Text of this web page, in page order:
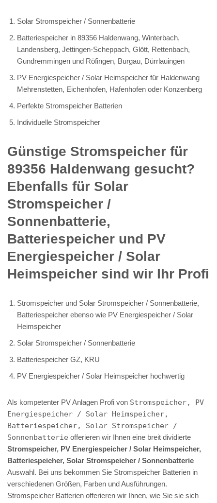
Solar Stromspeicher / Sonnenbatterie
Batteriespeicher in 89356 Haldenwang, Winterbach,
Landensberg, Jettingen-Scheppach, Glött, Rettenbach,
Gundremmingen und Röfingen, Burgau, Dürrlauingen
PV Energiespeicher / Solar Heimspeicher für Haldenwang –
Mehrenstetten, Eichenhofen, Hafenhofen oder Konzenberg
Perfekte Stromspeicher Batterien
Individuelle Stromspeicher
Günstige Stromspeicher für
89356 Haldenwang gesucht?
Ebenfalls für Solar
Stromspeicher /
Sonnenbatterie,
Batteriespeicher und PV
Energiespeicher / Solar
Heimspeicher sind wir Ihr Profi
Stromspeicher und Solar Stromspeicher / Sonnenbatterie,
Batteriespeicher ebenso wie PV Energiespeicher / Solar
Heimspeicher
Solar Stromspeicher / Sonnenbatterie
Batteriespeicher GZ, KRU
PV Energiespeicher / Solar Heimspeicher hochwertig
Als kompetenter PV Anlagen Profi von Stromspeicher, PV
Energiespeicher / Solar Heimspeicher,
Batteriespeicher, Solar Stromspeicher /
Sonnenbatterie offerieren wir Ihnen eine breit dividierte
Stromspeicher, PV Energiespeicher / Solar Heimspeicher,
Batteriespeicher, Solar Stromspeicher / Sonnenbatterie
Auswahl. Bei uns bekommen Sie Stromspeicher Batterien in
verschiedenen Größen, Farben und Ausführungen.
Stromspeicher Batterien offerieren wir Ihnen, wie Sie sie sich